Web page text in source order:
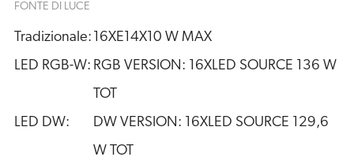
FONTE DI LUCE
Tradizionale: 16XE14X10 W MAX
LED RGB-W: RGB VERSION: 16XLED SOURCE 136 W
TOT
LED DW:
DW VERSION: 16XLED SOURCE 129,6
W TOT